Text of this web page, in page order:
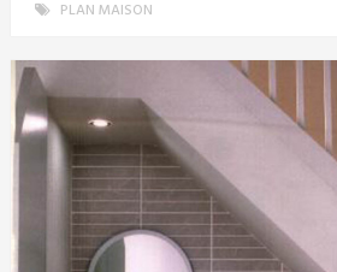
PLAN MAISON